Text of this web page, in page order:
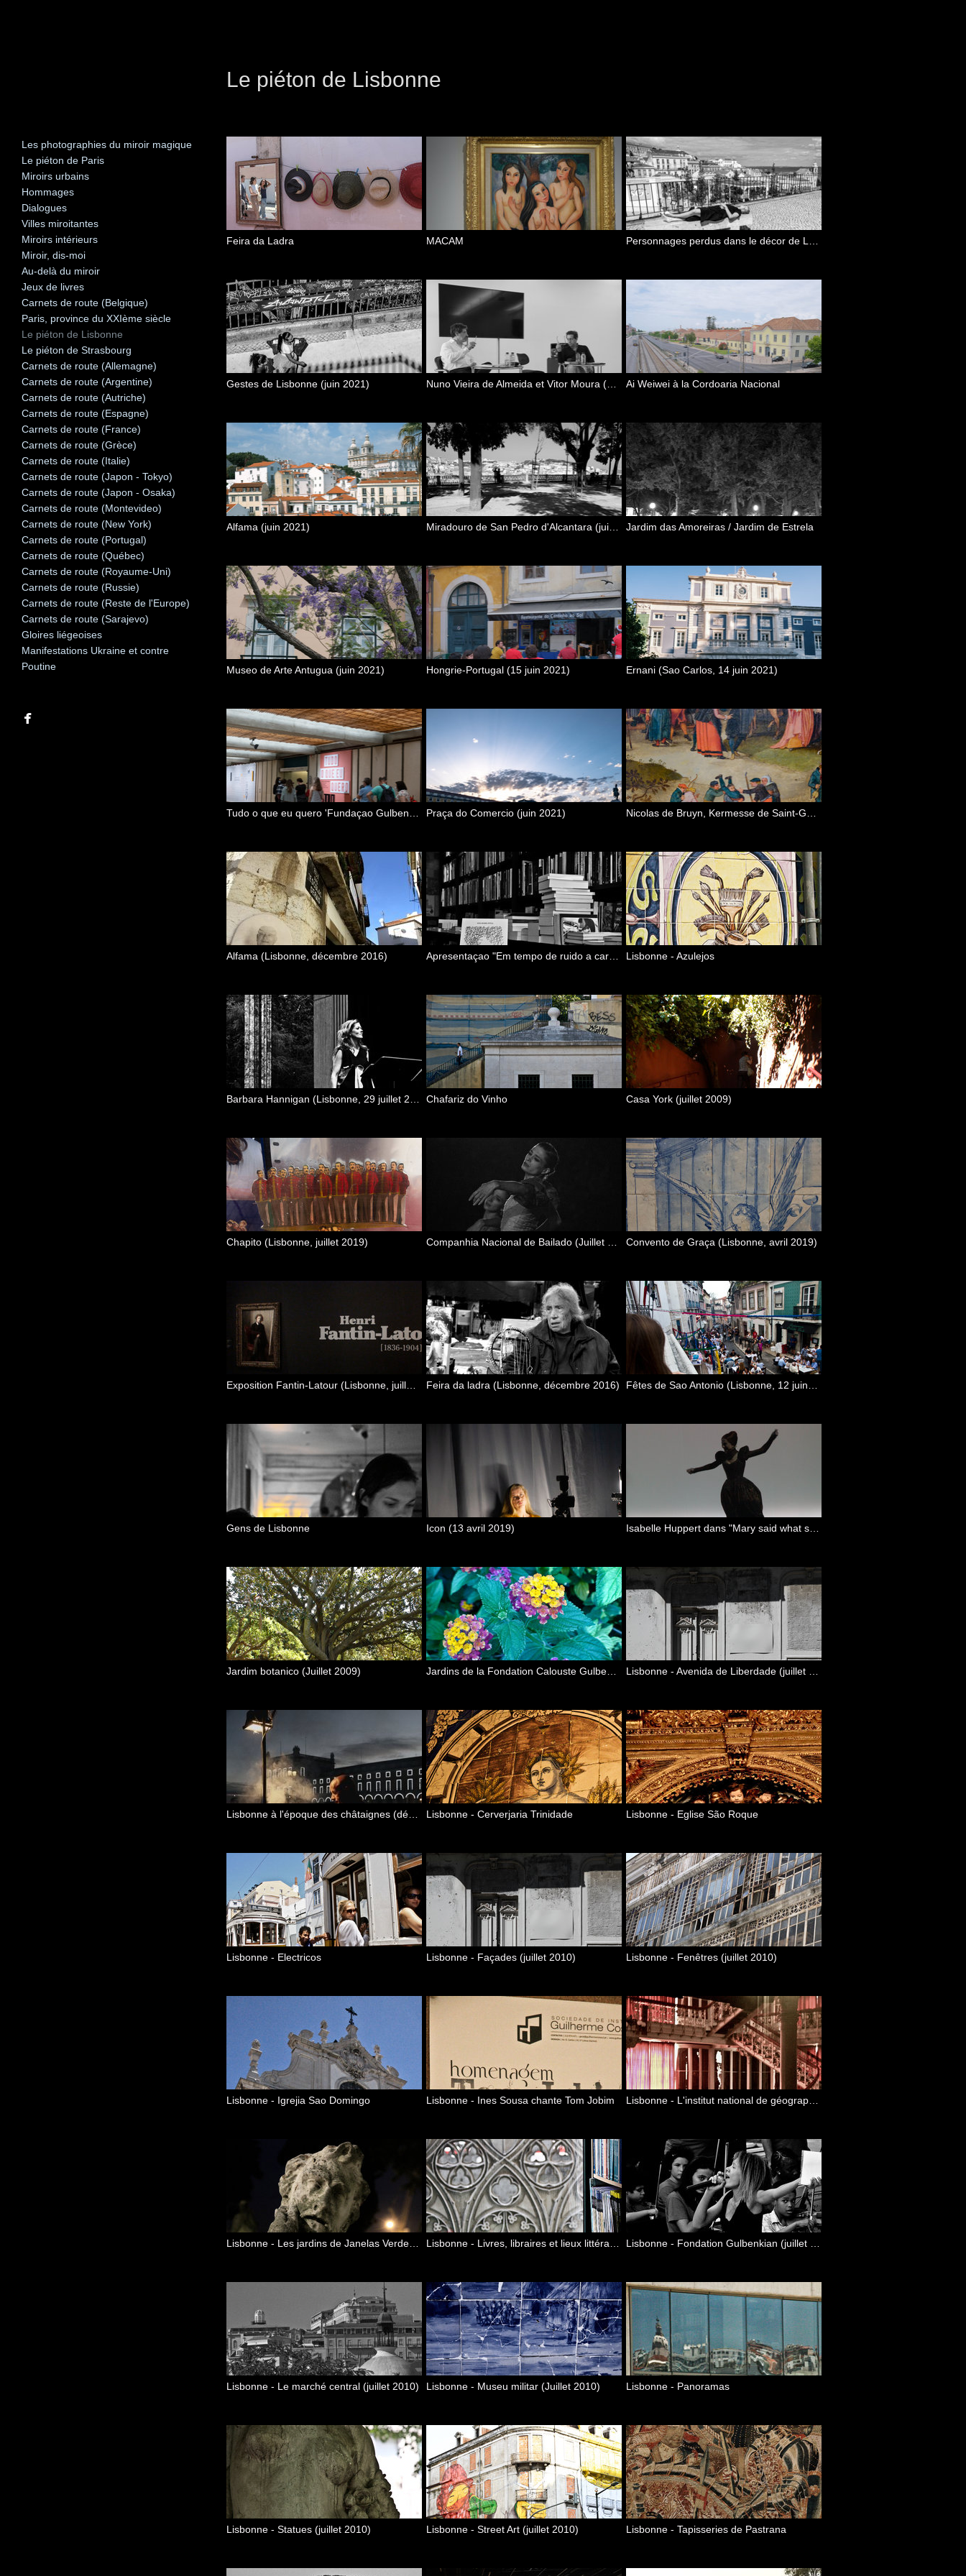
Le piéton de Lisbonne
Les photographies du miroir magique
Le piéton de Paris
Miroirs urbains
Hommages
Dialogues
Villes miroitantes
Miroirs intérieurs
Miroir, dis-moi
Au-delà du miroir
Jeux de livres
Carnets de route (Belgique)
Paris, province du XXIème siècle
Le piéton de Lisbonne
Le piéton de Strasbourg
Carnets de route (Allemagne)
Carnets de route (Argentine)
Carnets de route (Autriche)
Carnets de route (Espagne)
Carnets de route (France)
Carnets de route (Grèce)
Carnets de route (Italie)
Carnets de route (Japon - Tokyo)
Carnets de route (Japon - Osaka)
Carnets de route (Montevideo)
Carnets de route (New York)
Carnets de route (Portugal)
Carnets de route (Québec)
Carnets de route (Royaume-Uni)
Carnets de route (Russie)
Carnets de route (Reste de l'Europe)
Carnets de route (Sarajevo)
Gloires liégeoises
Manifestations Ukraine et contre
Poutine
Feira da Ladra MACAM
Gestes de Lisbonne (juin 2021) Ai Weiwei à la Cordoaria Nacional
Alfama (juin 2021) Jardim das Amoreiras / Jardim de Estrela
Museo de Arte Antugua (juin 2021) Hongrie-Portugal (15 juin 2021) Ernani (Sao Carlos, 14 juin 2021)
Praça do Comercio (juin 2021)
Alfama (Lisbonne, décembre 2016) Lisbonne - Azulejos
Chafariz do Vinho Casa York (juillet 2009)
Chapito (Lisbonne, juillet 2019) Convento de Graça (Lisbonne, avril 2019)
Feira da ladra (Lisbonne, décembre 2016)
Gens de Lisbonne Icon (13 avril 2019)
Jardim botanico (Juillet 2009)
Lisbonne - Cerverjaria Trinidade Lisbonne - Eglise São Roque
Lisbonne - Electricos Lisbonne - Façades (juillet 2010) Lisbonne - Fenêtres (juillet 2010)
Lisbonne - Igrejia Sao Domingo Lisbonne - Ines Sousa chante Tom Jobim
Lisbonne - Le marché central (juillet 2010) Lisbonne - Museu militar (Juillet 2010) Lisbonne - Panoramas
Lisbonne - Statues (juillet 2010) Lisbonne - Street Art (juillet 2010) Lisbonne - Tapisseries de Pastrana